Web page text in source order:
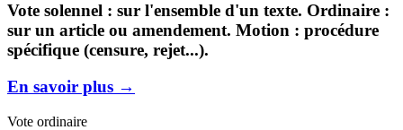
Vote solennel : sur l'ensemble d'un texte. Ordinaire :
sur un article ou amendement. Motion : procédure
spécifique (censure, rejet...).
En savoir plus →
Vote ordinaire